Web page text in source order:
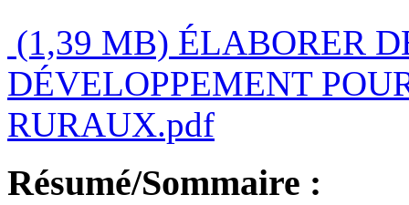
(1,39 MB) ÉLABORER
DÉVELOPPEMENT
RURAUX.pdf
Résumé/Sommaire :